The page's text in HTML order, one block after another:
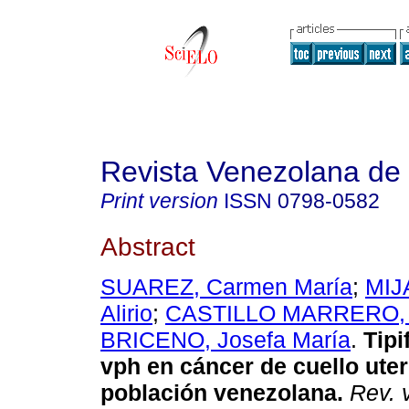
Revista Venezolana
Print version ISSN 0798-0582
Abstract
SUAREZ, Carmen María;
Alirio; CASTILLO
BRICENO, Josefa María.
vph en cáncer de cuello
población venezolana. Rev.